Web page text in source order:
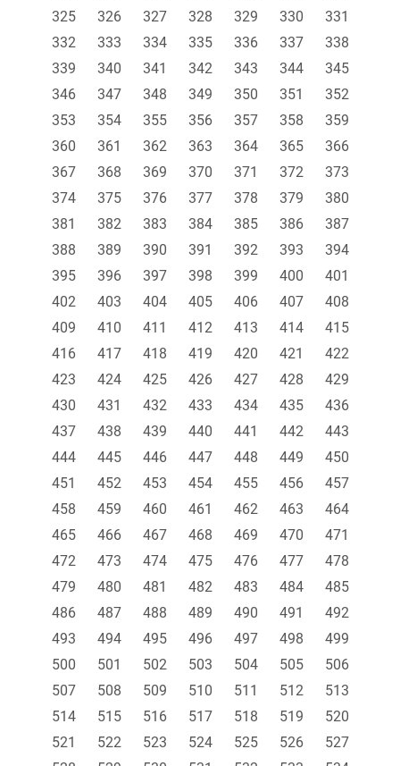
325
326 327 328 329 330
331
332
333 334 335 336 337
338
339
340 341 342 343 344
345
346
347 348 349 350 351
352
353
354 355 356 357 358
359
360
361 362 363 364 365
366
367
368 369 370 371 372
373
374
375 376 377 378 379
380
381
382 383 384 385 386
387
388
389 390 391 392 393
394
395
396 397 398 399 400
401
402
403 404 405 406 407
408
409
410 411 412 413 414
415
416
417 418 419 420 421
422
423
424 425 426 427 428
429
430
431 432 433 434 435
436
437
438 439 440 441 442
443
444
445 446 447 448 449
450
451
452 453 454 455 456
457
458
459 460 461 462 463
464
465
466 467 468 469 470
471
472
473 474 475 476 477
478
479
480 481 482 483 484
485
486
487 488 489 490 491
492
493
494 495 496 497 498
499
500
501 502 503 504 505
506
507
508 509 510 511 512
513
514
515 516 517 518 519
520
521
522 523 524 525 526
527